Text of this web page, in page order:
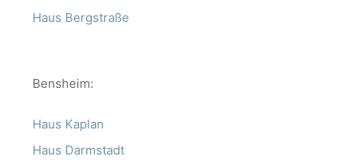
Haus Bergstraße
Bensheim:
Haus Kaplan
Haus Darmstadt